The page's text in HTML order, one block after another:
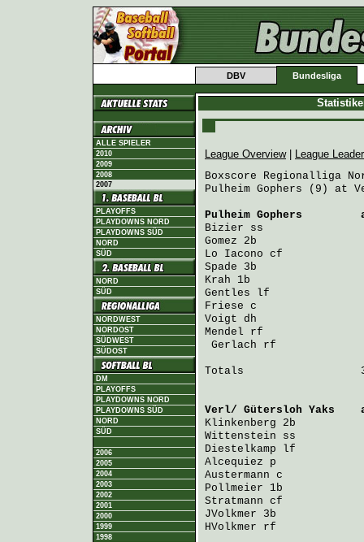
DBV Bundesliga
ALLE SPIELER
2010
2009
2008
2007
PLAYOFFS
PLAYDOWNS NORD
PLAYDOWNS SÜD
NORD
SÜD
NORD
SÜD
NORDWEST
NORDOST
SÜDWEST
SÜDOST
DM
PLAYOFFS
PLAYDOWNS NORD
PLAYDOWNS SÜD
NORD
SÜD
2006
2005
2004
2003
2002
2001
2000
1999
1998
League Overview|
League
Boxscore Regionalliga
Pulheim Gophers (9) at
Pulheim Gophers
Bizier ss                4
Gomez 2b                 3
Lo Iacono cf             3
Spade 3b                 3
Krah 1b                  3
Gentles lf               4
Friese c                 4
Voigt dh                 3
Mendel rf                2
Gerlach rf              1
Totals
Verl/ Gütersloh Yaks
Klinkenberg 2b
Wittenstein ss
Diestelkamp lf           3
Alcequiez p              3
Austermann c             3
Pollmeier 1b
Stratmann cf             2
JVolkmer 3b
HVolkmer rf              3